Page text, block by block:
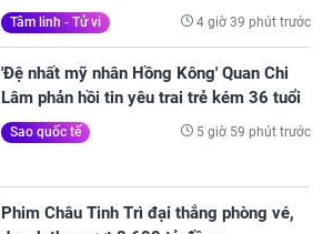
Tâm linh - Tử vi 4 giờ 39 phút trước
'Đệ nhất mỹ nhân Hồng Kông' Quan Chi
Lâm phản hồi tin yêu trai trẻ kém 36 tuổi
Sao quốc tế 5 giờ 59 phút trước
Phim Châu Tinh Trì đại thắng phòng vé,